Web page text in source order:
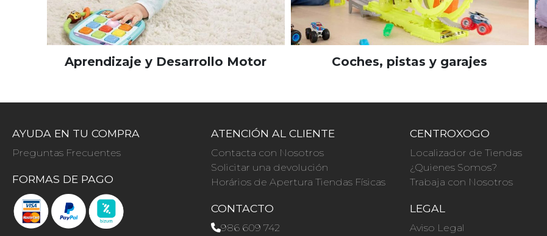
Aprendizaje y Desarrollo Motor Coches, pistas y garajes
AYUDA EN TU COMPRA
Preguntas Frecuentes
FORMAS DE PAGO
ATENCIÓN AL CLIENTE
Contacta con Nosotros
Solicitar una devolución
Horários de Apertura Tiendas Físicas
CONTACTO
986 609 742
CENTROXOGO
Localizador de Tiendas
¿Quienes Somos?
Trabaja con Nosotros
LEGAL
Aviso Legal